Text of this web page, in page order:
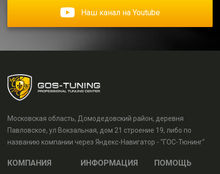
Наш канал на Youtube
Московская область, Домодедовский район, деревня
Павловское, ул Вокзальная, дом 21 строение 19, либо по
названию компании через Яндекс-Навигатор - "ГОС-Тюнинг"
КОМПАНИЯ ИНФОРМАЦИЯ ПОМОЩЬ